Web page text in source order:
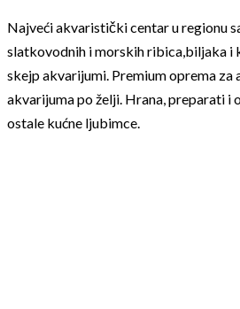
Najveći akvaristički centar u regionu
slatkovodnih i morskih ribica,biljaka i
skejp akvarijumi. Premium oprema za
akvarijuma po želji. Hrana, preparati i
ostale kućne ljubimce.